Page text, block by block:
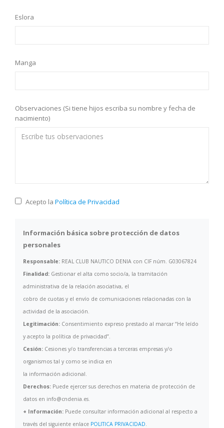
Eslora
Manga
Observaciones (Si tiene hijos escriba su nombre y fecha de
nacimiento)
Acepto la Política de Privacidad
Información básica sobre protección de datos
personales
Responsable: REAL CLUB NAUTICO DENIA con CIF núm. G03067824
Finalidad: Gestionar el alta como socio/a, la tramitación
administrativa de la relación asociativa, el
cobro de cuotas y el envío de comunicaciones relacionadas con la
actividad de la asociación.
Legitimación: Consentimiento expreso prestado al marcar “He leído
y acepto la política de privacidad”.
Cesión: Cesiones y/o transferencias a terceras empresas y/o
organismos tal y como se indica en
la información adicional.
Derechos: Puede ejercer sus derechos en materia de protección de
datos en info@cndenia.es.
+ Información: Puede consultar información adicional al respecto a
través del siguiente enlace POLITICA PRIVACIDAD.